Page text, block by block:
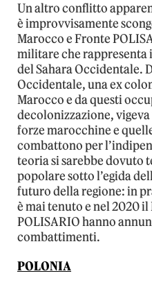
Un altro conflitto
è improvvisamente
Marocco e Fronte
militare che rappresenta
del Sahara Occidentale.
Occidentale, una ex
Marocco e da questi
decolonizzazione,
forze marocchine e
combattono per
teoria si sarebbe dovuto
popolare sotto l’egida
futuro della regione: in
è mai tenuto e nel 2020
POLISARIO hanno
combattimenti.
POLONIA